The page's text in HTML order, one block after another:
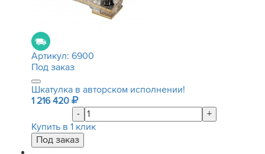
Артикул: 6900
Под заказ
Шкатулка в авторском исполнении!
1 216 420
-
+
Купить в 1 клик